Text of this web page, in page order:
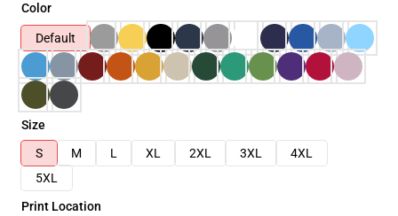
Color
Default
Size
S
M L XL 2XL 3XL
4XL
5XL
Print Location